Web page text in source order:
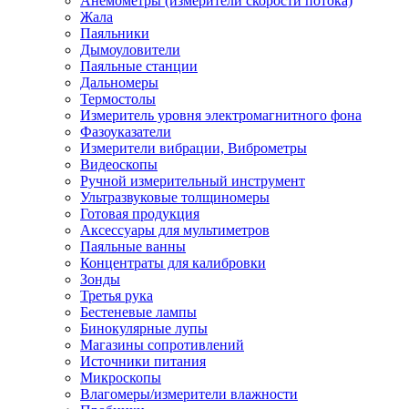
Жала
Паяльники
Дымоуловители
Паяльные станции
Дальномеры
Термостолы
Измеритель уровня электромагнитного фона
Фазоуказатели
Измерители вибрации, Виброметры
Видеоскопы
Ручной измерительный инструмент
Ультразвуковые толщиномеры
Готовая продукция
Аксессуары для мультиметров
Паяльные ванны
Концентраты для калибровки
Зонды
Третья рука
Бестеневые лампы
Бинокулярные лупы
Магазины сопротивлений
Источники питания
Микроскопы
Влагомеры/измерители влажности